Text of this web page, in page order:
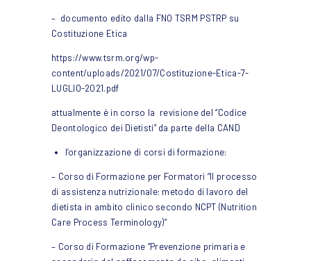
– documento edito dalla FNO TSRM PSTRP su
Costituzione Etica
https://www.tsrm.org/wp-
content/uploads/2021/07/Costituzione-Etica-7-
LUGLIO-2021.pdf
attualmente è in corso la revisione del “Codice
Deontologico dei Dietisti” da parte della CAND
l’organizzazione di corsi di formazione:
– Corso di Formazione per Formatori “Il processo
di assistenza nutrizionale: metodo di lavoro del
dietista in ambito clinico secondo NCPT (Nutrition
Care Process Terminology)”
– Corso di Formazione “Prevenzione primaria e